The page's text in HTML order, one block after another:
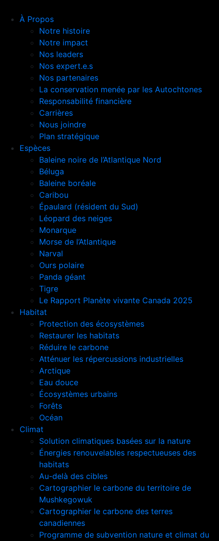
À Propos
Notre histoire
Notre impact
Nos leaders
Nos expert.e.s
Nos partenaires
La conservation menée par les Autochtones
Responsabilité financière
Carrières
Nous joindre
Plan stratégique
Espèces
Baleine noire de l’Atlantique Nord
Béluga
Baleine boréale
Caribou
Épaulard (résident du Sud)
Léopard des neiges
Monarque
Morse de l’Atlantique
Narval
Ours polaire
Panda géant
Tigre
Le Rapport Planète vivante Canada 2025
Habitat
Protection des écosystèmes
Restaurer les habitats
Réduire le carbone
Atténuer les répercussions industrielles
Arctique
Eau douce
Écosystèmes urbains
Forêts
Océan
Climat
Solution climatiques basées sur la nature
Énergies renouvelables respectueuses des
habitats
Au-delà des cibles
Cartographier le carbone du territoire de
Mushkegowuk
Cartographier le carbone des terres
canadiennes
Programme de subvention nature et climat du